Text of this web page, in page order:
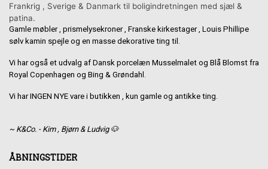
Frankrig , Sverige & Danmark til boligindretningen med sjæl &
patina.
Gamle møbler , prismelysekroner , Franske kirkestager , Louis Phillipe
sølv kamin spejle og en masse dekorative ting til.
Vi har også et udvalg af Dansk porcelæn Musselmalet og Blå Blomst fra
Royal Copenhagen og Bing & Grøndahl.
Vi har INGEN NYE vare i butikken , kun gamle og antikke ting.
~ K&Co. - Kim , Bjørn & Ludvig 🐶
ÅBNINGSTIDER